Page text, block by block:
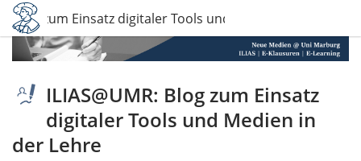
Blog zum Einsatz digitaler Tools und Medien in der Lehre
ILIAS@UMR: Blog zum Einsatz
digitaler Tools und Medien in
der Lehre